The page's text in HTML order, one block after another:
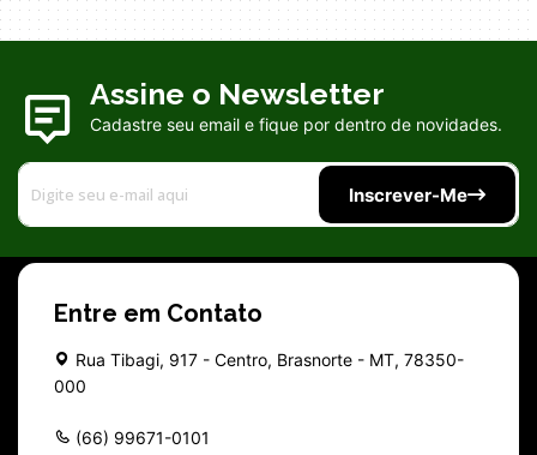
Assine o Newsletter
Cadastre seu email e fique por dentro de novidades.
Inscrever-Me
Entre em Contato
Rua Tibagi, 917 - Centro, Brasnorte - MT, 78350-
000
(66) 99671-0101